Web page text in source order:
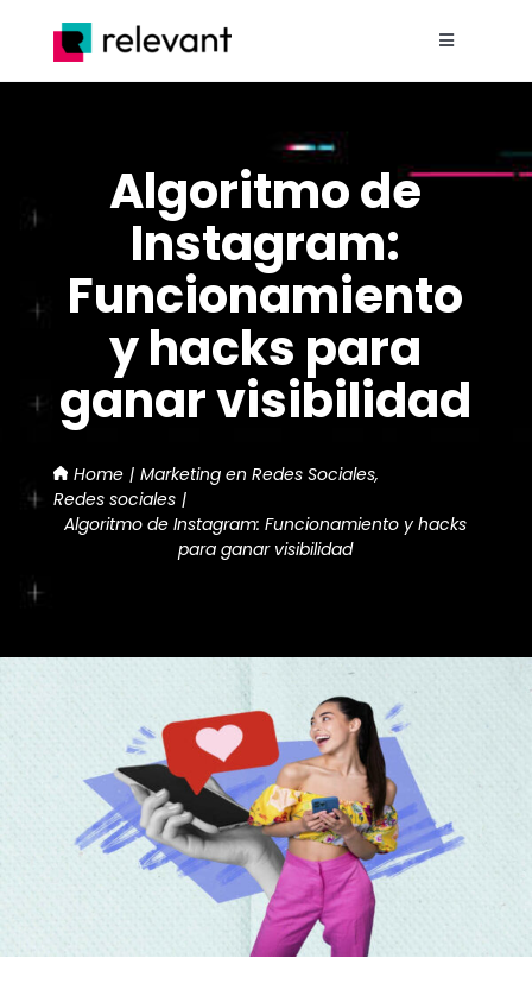
contenido
Toggle
Blog
Contacto
Algoritmo de
Instagram:
Funcionamiento
y hacks para
ganar visibilidad
Home
Marketing en Redes Sociales
Redes sociales
Algoritmo de Instagram: Funcionamiento y hacks
para ganar visibilidad